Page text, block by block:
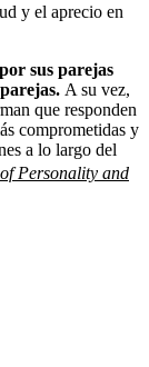
y el aprecio en
sus parejas
A su vez,
que responden
comprometidas y
a lo largo del
Personality and